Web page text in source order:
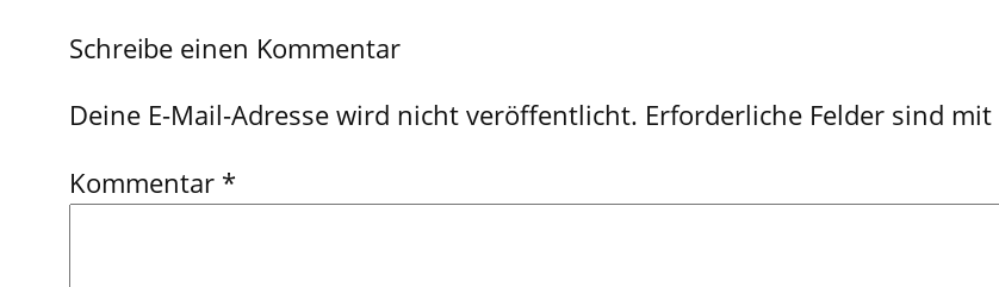
Schreibe einen Kommentar
Deine E-Mail-Adresse wird nicht veröffentlicht. Erforderliche Felder sind mit
Kommentar *